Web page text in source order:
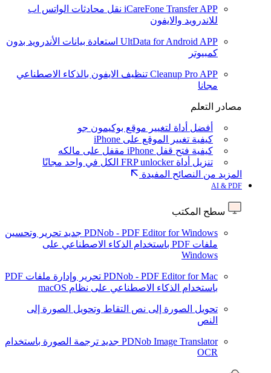
iCareFone Transfer APP نقل محادثات الواتس اب
للاندرويد والايفون
UltData for Android APP استعادة بيانات الأندرويد بدون
كمبيوتر
Cleanup Pro APP تنظيف الايفون بالذكاء الاصطناعي
مجانا
مصادر التعلم
أفضل أداة لتغيير موقع بوكيمون جو
كيفية تغيير الموقع على iPhone
كيفية فتح قفل iPhone مقفل على مالكه
تنزيل أداة FRP unlocker الكل في واحد مجانًا
المزيد من النصائح المفيدة
AI & PDF
سطح المكتب
PDNob - PDF Editor for Windows جديد تحرير وتحسين
ملفات PDF باستخدام الذكاء الاصطناعي على
Windows
PDNob - PDF Editor for Mac
تحرير وإدارة ملفات PDF
باستخدام الذكاء الاصطناعي على نظام macOS
تحويل الصورة إلى نص التقاط وتحويل الصورة إلى
النص
PDNob Image Translator جديد ترجمة الصورة باستخدام
OCR